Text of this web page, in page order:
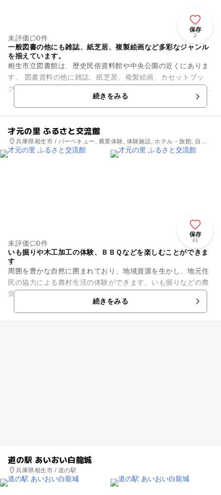
保存
2
未評価
0件
一般図書の他にも雑誌、紙芝居、複製絵画など多彩なジャンル
を揃えています。
相生市立図書館は、歴史民俗資料館や中央公園の近くにありま
す。 図書資料の他に雑誌、紙芝居、複製絵画、カセットブッ
ク、ビデオフィルムなども所蔵してあります。 本は一人10冊、
続きをみる
才元の里 ふるさと交流館
兵庫県相生市 / バーベキュー, 農業体験, 体験施設, ホテル・旅館, 自然
体験・アクティビティ
保存
41
未評価
0件
いも掘りや木工加工の体験、ＢＢＱなどを楽しむことができま
す
周囲を豊かな自然に囲まれており、地域資源を生かし、地元住
民の協力による農村生活の体験ができます。いも掘りなどの農
業体験や、木工加工ができます。子どもをはじめとする世代間
や、都市と農村の交流を「遊...続きをみる
道の駅 あいおい白龍城
兵庫県相生市 / 道の駅